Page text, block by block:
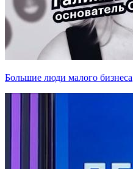
Большие люди малого бизнеса